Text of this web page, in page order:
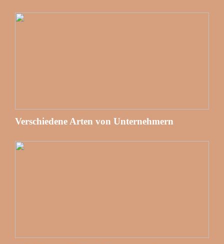
Verschiedene Arten von Unternehmern